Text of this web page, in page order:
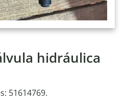
hidráulica
51614769.